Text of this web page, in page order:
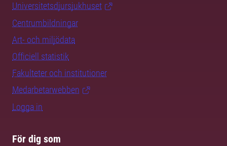
Universitetsdjursjukhuset
Centrumbildningar
Art- och miljödata
Officiell statistik
Fakulteter och institutioner
Medarbetarwebben
Logga in
För dig som